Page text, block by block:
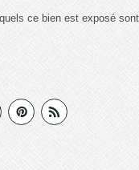
ce bien est exposé